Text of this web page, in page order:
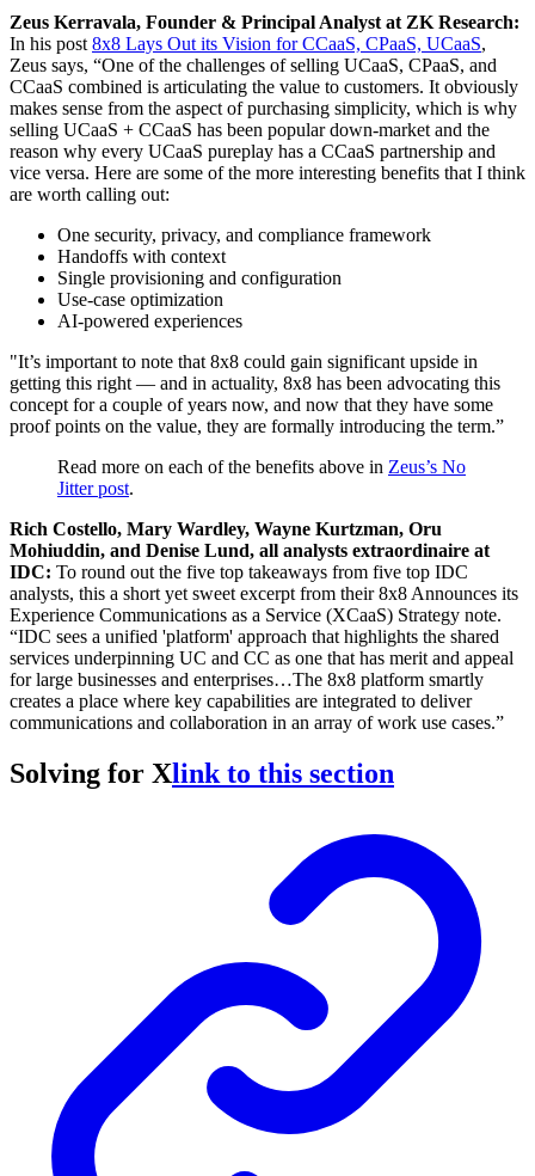
Zeus Kerravala, Founder & Principal Analyst at ZK Research:
In his post 8x8 Lays Out its Vision for CCaaS, CPaaS, UCaaS,
Zeus says, “One of the challenges of selling UCaaS, CPaaS, and
CCaaS combined is articulating the value to customers. It obviously
makes sense from the aspect of purchasing simplicity, which is why
selling UCaaS + CCaaS has been popular down-market and the
reason why every UCaaS pureplay has a CCaaS partnership and
vice versa. Here are some of the more interesting benefits that I think
are worth calling out:
One security, privacy, and compliance framework
Handoffs with context
Single provisioning and configuration
Use-case optimization
AI-powered experiences
"It’s important to note that 8x8 could gain significant upside in
getting this right — and in actuality, 8x8 has been advocating this
concept for a couple of years now, and now that they have some
proof points on the value, they are formally introducing the term.”
Read more on each of the benefits above in Zeus’s No
Jitter post.
Rich Costello, Mary Wardley, Wayne Kurtzman, Oru
Mohiuddin, and Denise Lund, all analysts extraordinaire at
IDC: To round out the five top takeaways from five top IDC
analysts, this a short yet sweet excerpt from their 8x8 Announces its
Experience Communications as a Service (XCaaS) Strategy note.
“IDC sees a unified 'platform' approach that highlights the shared
services underpinning UC and CC as one that has merit and appeal
for large businesses and enterprises…The 8x8 platform smartly
creates a place where key capabilities are integrated to deliver
communications and collaboration in an array of work use cases.”
Solving for Xlink to this section